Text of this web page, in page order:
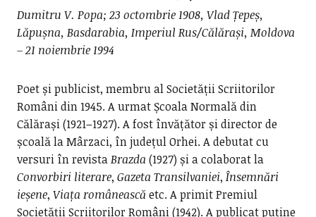
Dumitru V. Popa; 23 octombrie 1908, Vlad Țepeș,
Lăpușna, Basdarabia, Imperiul Rus/Călărași, Moldova
– 21 noiembrie 1994
Poet și publicist, membru al Societății Scriitorilor
Români din 1945. A urmat Școala Normală din
Călărași (1921–1927). A fost învățător și director de
școală la Mârzaci, în județul Orhei. A debutat cu
versuri în revistaBrazda (1927) și a colaborat la
Convorbiri literare, Gazeta Transilvaniei, Însemnări
ieșene, Viața românească etc. A primit Premiul
Societății Scriitorilor Români (1942). A publicat puține